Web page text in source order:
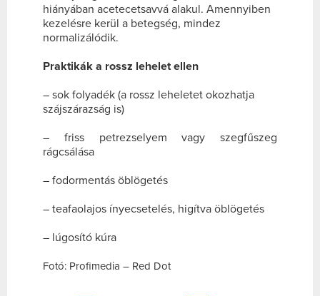
hiányában acetecetsavvá alakul. Amennyiben
kezelésre kerül a betegség, mindez
normalizálódik.
Praktikák a rossz lehelet ellen
– sok folyadék (a rossz leheletet okozhatja
szájszárazság is)
– friss petrezselyem vagy szegfűszeg
rágcsálása
– fodormentás öblögetés
– teafaolajos ínyecsetelés, higítva öblögetés
– lúgosító kúra
Fotó: Profimedia – Red Dot